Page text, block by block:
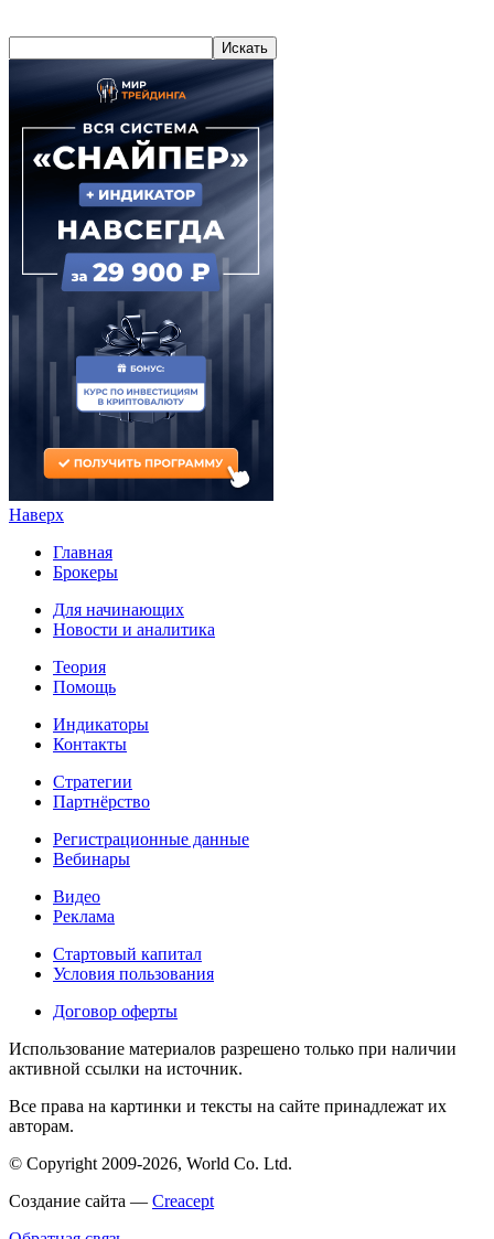
Наверх
Главная
Брокеры
Для начинающих
Новости и аналитика
Теория
Помощь
Индикаторы
Контакты
Стратегии
Партнёрство
Регистрационные данные
Вебинары
Видео
Реклама
Стартовый капитал
Условия пользования
Договор оферты
Использование материалов разрешено только при наличии
активной ссылки на источник.
Все права на картинки и тексты на сайте принадлежат их
авторам.
© Copyright 2009-2026, World Co. Ltd.
Создание сайта — Creacept